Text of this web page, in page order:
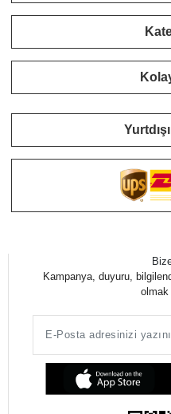
Kampanya, duyuru,
olmak